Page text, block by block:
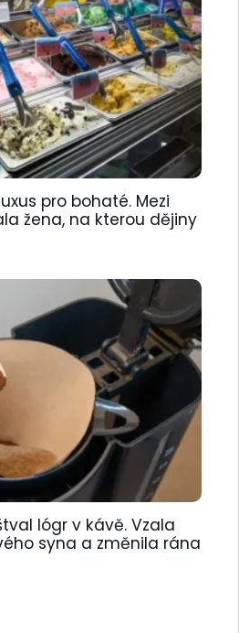
pro bohaté. Mezi
žena, na kterou dějiny
lógr v kávě. Vzala
syna a změnila rána